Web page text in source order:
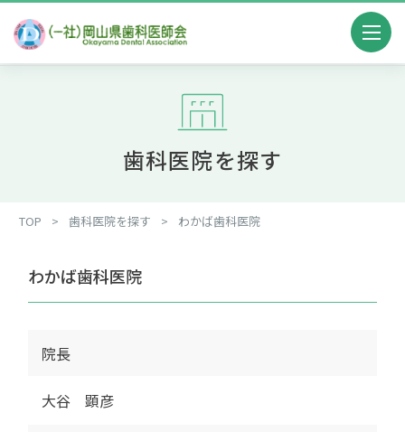
歯科医院を探す
TOP > 歯科医院を探す > わかば歯科医院
わかば歯科医院
院長
大谷 顕彦